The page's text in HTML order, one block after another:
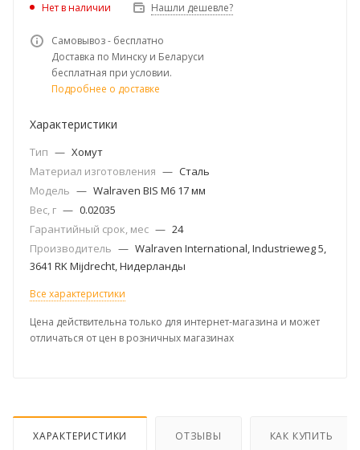
Нет в наличии Нашли дешевле?
Самовывоз - бесплатно
Доставка по Минску и Беларуси
бесплатная при условии.
Подробнее о доставке
Характеристики
Тип — Хомут
Материал изготовления — Сталь
Модель — Walraven BIS M6 17 мм
Вес, г — 0.02035
Гарантийный срок, мес — 24
Производитель — Walraven International, Industrieweg 5,
3641 RK Mijdrecht, Нидерланды
Все характеристики
Цена действительна только для интернет-магазина и может
отличаться от цен в розничных магазинах
ХАРАКТЕРИСТИКИ ОТЗЫВЫ КАК КУПИТЬ